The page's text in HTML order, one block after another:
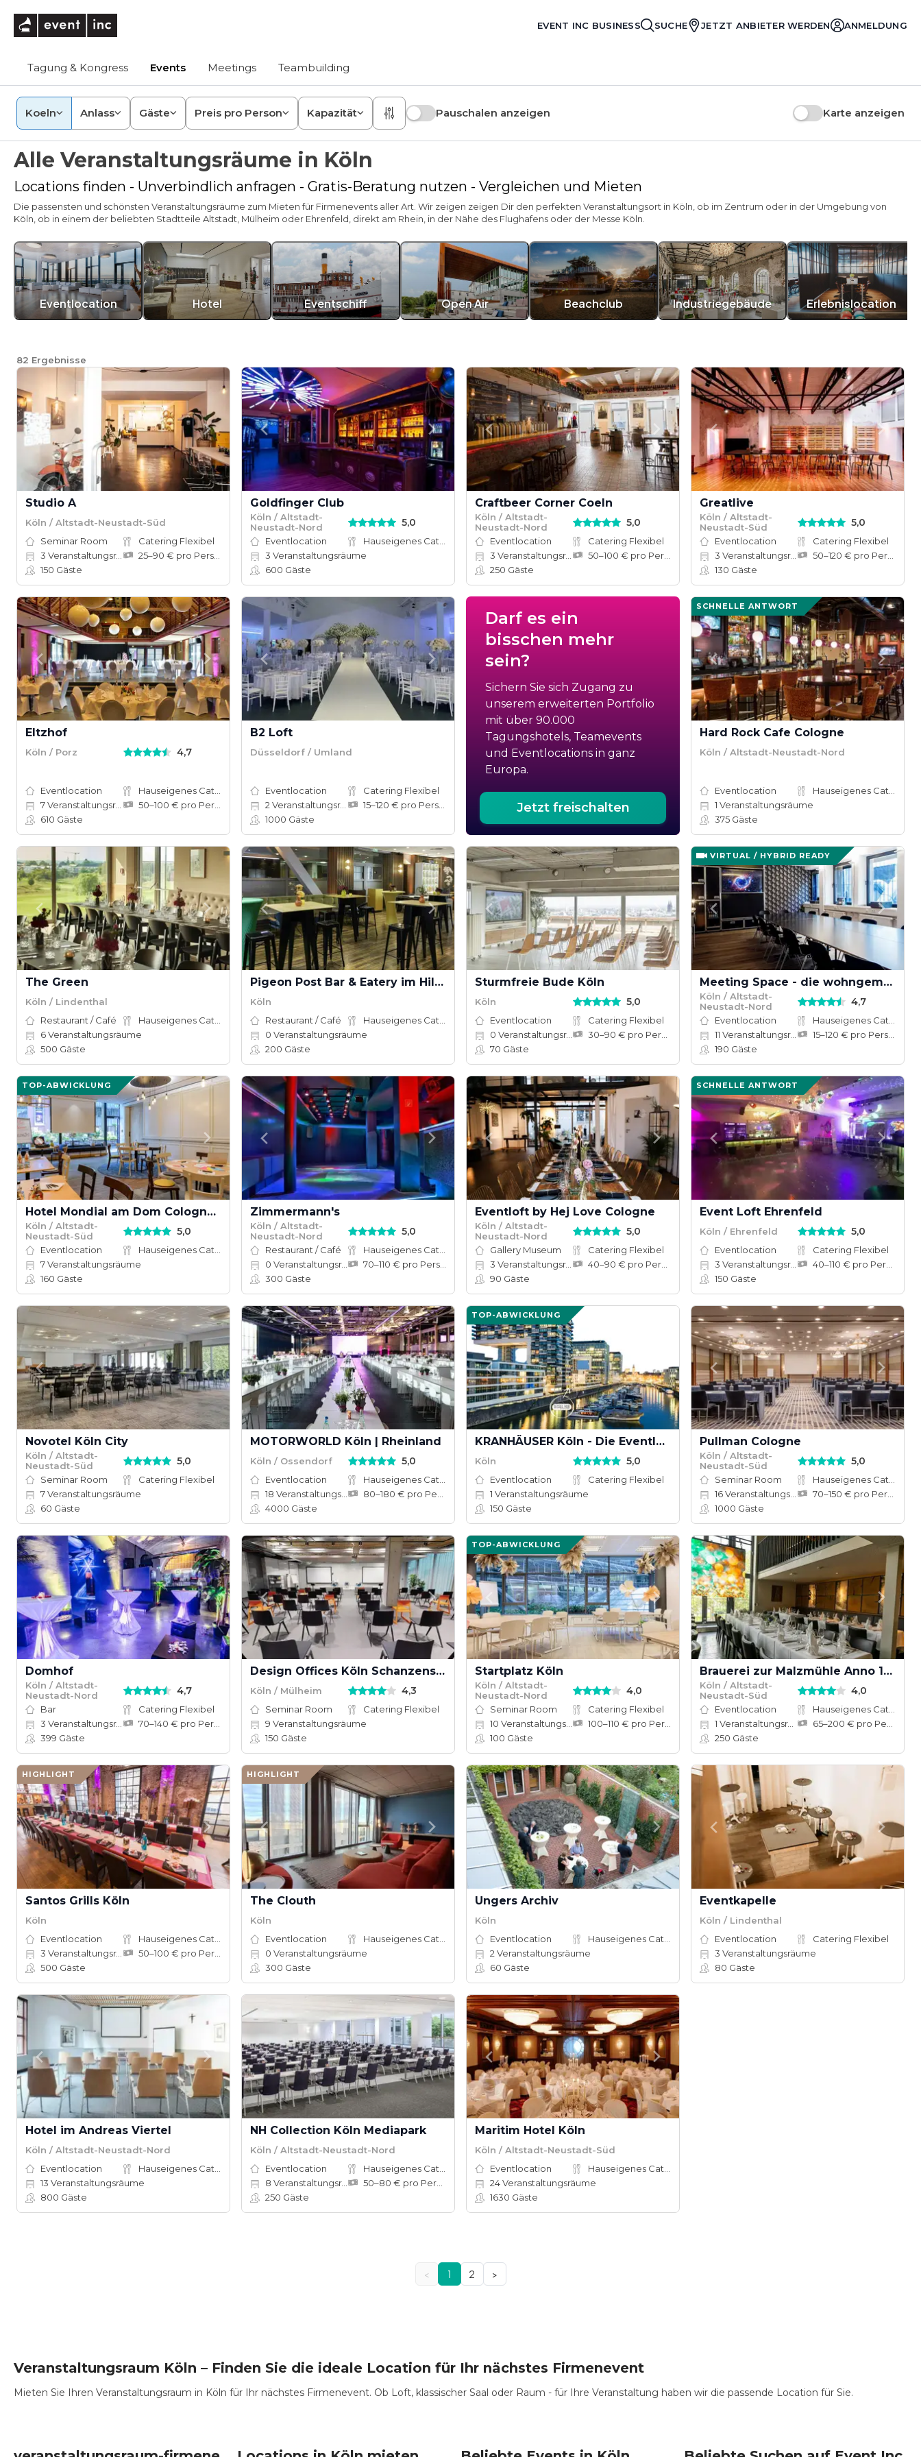
EVENT INC BUSINESS SUCHE JETZT ANBIETER WERDEN ANMELDUNG
Tagung & Kongress Events Meetings Teambuilding
Koeln Anlass Gäste Preis pro Person Kapazität Pauschalen anzeigen Karte anzeigen
Alle Veranstaltungsräume in Köln
Locations finden - Unverbindlich anfragen - Gratis-Beratung nutzen - Vergleichen und Mieten
Die passensten und schönsten Veranstaltungsräume zum Mieten für Firmenevents aller Art. Wir zeigen zeigen Dir den perfekten Veranstaltungsort in Köln, ob im Zentrum oder in der Umgebung von
Köln, ob in einem der beliebten Stadtteile Altstadt, Mülheim oder Ehrenfeld, direkt am Rhein, in der Nähe des Flughafens oder der Messe Köln.
Eventlocation Hotel Eventschiff Open Air Beachclub Industriegebäude Erlebnislocation
82 Ergebnisse
Studio A
Köln / Altstadt-Neustadt-Süd
Seminar Room
Catering Flexibel
3 Veranstaltungsräume
150 Gäste
Goldfinger Club
Köln / Altstadt-
Neustadt-Nord
5,0
Eventlocation
3 Veranstaltungsräume
600 Gäste
Craftbeer Corner Coeln
Köln / Altstadt-
Neustadt-Nord
5,0
Eventlocation
Catering Flexibel
3 Veranstaltungsräume
250 Gäste
Greatlive
Köln / Altstadt-
Neustadt-Süd
5,0
Eventlocation
Catering Flexibel
3 Veranstaltungsräume
130 Gäste
Eltzhof
Köln / Porz 4,7
Eventlocation
7Veranstaltungsräume
610 Gäste
B2 Loft
Düsseldorf / Umland
Eventlocation
Catering Flexibel
2 Veranstaltungsräume
1000 Gäste
Darf es ein
bisschen mehr
sein?
Sichern Sie sich Zugang zu
unserem erweiterten Portfolio
mit über 90.000
Tagungshotels, Teamevents
und Eventlocations in ganz
Europa.
Jetzt freischalten
SCHNELLE ANTWORT
Hard Rock Cafe Cologne
Köln / Altstadt-Neustadt-Nord
Eventlocation
1 Veranstaltungsräume
375 Gäste
The Green
Köln / Lindenthal
Restaurant / Café
6Veranstaltungsräume
500 Gäste
Pigeon Post Bar & Eatery im Hilton Cologne
Köln
Restaurant / Café
0 Veranstaltungsräume
200 Gäste
Sturmfreie Bude Köln
Köln 5,0
Eventlocation
Catering Flexibel
0 Veranstaltungsräume
70 Gäste
VIRTUAL / HYBRID READY
Meeting Space - die wohngemeinschaft
Köln / Altstadt-
Neustadt-Nord
4,7
Eventlocation
11 Veranstaltungsräume
190 Gäste
TOP-ABWICKLUNG
Hotel Mondial am Dom Cologne - MGallery
Köln / Altstadt-
Neustadt-Süd
5,0
Eventlocation
7Veranstaltungsräume
160 Gäste
Zimmermann's
Köln / Altstadt-
Neustadt-Nord
5,0
Restaurant / Café
0 Veranstaltungsräume
300 Gäste
Eventloft by Hej Love Cologne
Köln / Altstadt-
Neustadt-Nord
5,0
Gallery Museum
Catering Flexibel
3 Veranstaltungsräume
90 Gäste
SCHNELLE ANTWORT
Event Loft Ehrenfeld
Köln / Ehrenfeld 5,0
Eventlocation
Catering Flexibel
3 Veranstaltungsräume
150 Gäste
Novotel Köln City
Köln / Altstadt-
Neustadt-Süd
5,0
Seminar Room
Catering Flexibel
7Veranstaltungsräume
60 Gäste
MOTORWORLD Köln | Rheinland
Köln / Ossendorf 5,0
Eventlocation
18 Veranstaltungsräume
4000 Gäste
TOP-ABWICKLUNG
KRANHÄUSER Köln - Die Eventlocation im KRANHAUS NORD am Rhein
Köln 5,0
Eventlocation
Catering Flexibel
1 Veranstaltungsräume
150 Gäste
Pullman Cologne
Köln / Altstadt-
Neustadt-Süd
5,0
Seminar Room
16Veranstaltungsräume
1000 Gäste
Domhof
Köln / Altstadt-
Neustadt-Nord
4,7
Bar
Catering Flexibel
3 Veranstaltungsräume
399 Gäste
Design Offices Köln Schanzenstraße
Köln / Mülheim 4,3
Seminar Room
Catering Flexibel
9 Veranstaltungsräume
150 Gäste
TOP-ABWICKLUNG
Startplatz Köln
Köln / Altstadt-
Neustadt-Nord
4,0
Seminar Room
Catering Flexibel
10 Veranstaltungsräume
100 Gäste
Brauerei zur Malzmühle Anno 1858
Köln / Altstadt-
Neustadt-Süd
4,0
Eventlocation
1 Veranstaltungsräume
250 Gäste
HIGHLIGHT
Santos Grills Köln
Köln
Eventlocation
3 Veranstaltungsräume
500 Gäste
HIGHLIGHT
The Clouth
Köln
Eventlocation
0 Veranstaltungsräume
300 Gäste
Ungers Archiv
Köln
Eventlocation
2 Veranstaltungsräume
60 Gäste
Eventkapelle
Köln / Lindenthal
Eventlocation
Catering Flexibel
3 Veranstaltungsräume
80 Gäste
Hotel im Andreas Viertel
Köln / Altstadt-Neustadt-Nord
Eventlocation
13 Veranstaltungsräume
800 Gäste
NH Collection Köln Mediapark
Köln / Altstadt-Neustadt-Nord
Eventlocation
8 Veranstaltungsräume
250 Gäste
Maritim Hotel Köln
Köln / Altstadt-Neustadt-Süd
Eventlocation
24Veranstaltungsräume
1630 Gäste
< 1 2 >
Veranstaltungsraum Köln – Finden Sie die ideale Location für Ihr nächstes Firmenevent
Mieten Sie Ihren Veranstaltungsraum in Köln für Ihr nächstes Firmenevent. Ob Loft, klassischer Saal oder Raum - für Ihre Veranstaltung haben wir die passende Location für Sie.